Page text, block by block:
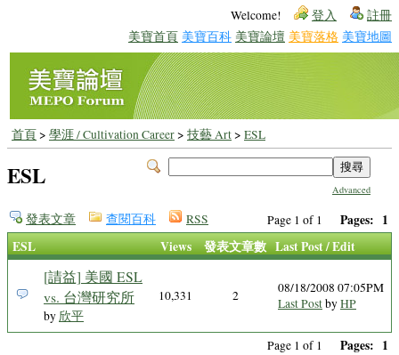
Welcome! 登入 註冊
美寶首頁 美寶百科 美寶論壇 美寶落格 美寶地圖
首頁> 學涯 / Cultivation Career> 技藝 Art> ESL
Advanced
ESL
Page 1 of 1 Pages: 1
發表文章 查閱百科 RSS
ESL Views 發表文章數 Last Post / Edit
[請益] 美國 ESL
vs. 台灣研究所
by 欣平
10,331 2
08/18/2008 07:05PM
Last PostbyHP
Page 1 of 1 Pages: 1